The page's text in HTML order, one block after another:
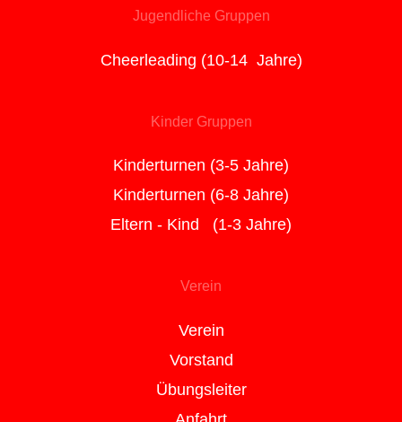
Jugendliche Gruppen
Cheerleading (10-14 Jahre)
Kinder Gruppen
Kinderturnen (3-5 Jahre)
Kinderturnen (6-8 Jahre)
Eltern - Kind (1-3 Jahre)
Verein
Verein
Vorstand
Übungsleiter